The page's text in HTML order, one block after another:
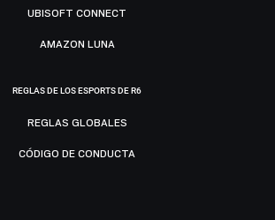
UBISOFT CONNECT
AMAZON LUNA
REGLAS DE LOS ESPORTS DE R6
REGLAS GLOBALES
CÓDIGO DE CONDUCTA